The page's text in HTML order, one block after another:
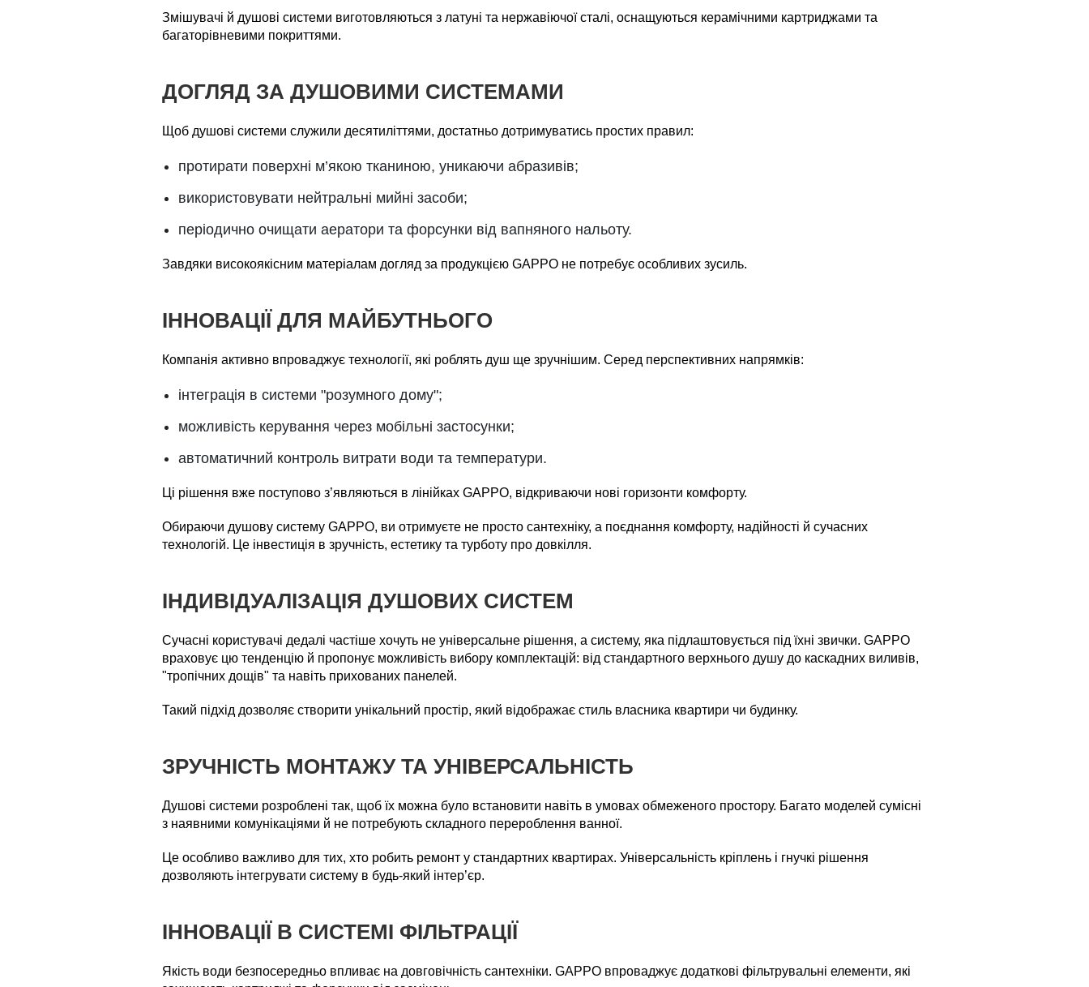
Змішувачі й душові системи виготовляються з латуні та нержавіючої сталі, оснащуються керамічними картриджами та
багаторівневими покриттями.
ДОГЛЯД ЗА ДУШОВИМИ СИСТЕМАМИ
Щоб душові системи служили десятиліттями, достатньо дотримуватись простих правил:
протирати поверхні м’якою тканиною, уникаючи абразивів;
використовувати нейтральні мийні засоби;
періодично очищати аератори та форсунки від вапняного нальоту.
Завдяки високоякісним матеріалам догляд за продукцією GAPPO не потребує особливих зусиль.
ІННОВАЦІЇ ДЛЯ МАЙБУТНЬОГО
Компанія активно впроваджує технології, які роблять душ ще зручнішим. Серед перспективних напрямків:
інтеграція в системи "розумного дому";
можливість керування через мобільні застосунки;
автоматичний контроль витрати води та температури.
Ці рішення вже поступово з’являються в лінійках GAPPO, відкриваючи нові горизонти комфорту.
Обираючи душову систему GAPPO, ви отримуєте не просто сантехніку, а поєднання комфорту, надійності й сучасних
технологій. Це інвестиція в зручність, естетику та турботу про довкілля.
ІНДИВІДУАЛІЗАЦІЯ ДУШОВИХ СИСТЕМ
Сучасні користувачі дедалі частіше хочуть не універсальне рішення, а систему, яка підлаштовується під їхні звички. GAPPO
враховує цю тенденцію й пропонує можливість вибору комплектацій: від стандартного верхнього душу до каскадних виливів,
"тропічних дощів" та навіть прихованих панелей.
Такий підхід дозволяє створити унікальний простір, який відображає стиль власника квартири чи будинку.
ЗРУЧНІСТЬ МОНТАЖУ ТА УНІВЕРСАЛЬНІСТЬ
Душові системи розроблені так, щоб їх можна було встановити навіть в умовах обмеженого простору. Багато моделей сумісні
з наявними комунікаціями й не потребують складного перероблення ванної.
Це особливо важливо для тих, хто робить ремонт у стандартних квартирах. Універсальність кріплень і гнучкі рішення
дозволяють інтегрувати систему в будь-який інтер’єр.
ІННОВАЦІЇ В СИСТЕМІ ФІЛЬТРАЦІЇ
Якість води безпосередньо впливає на довговічність сантехніки. GAPPO впроваджує додаткові фільтрувальні елементи, які